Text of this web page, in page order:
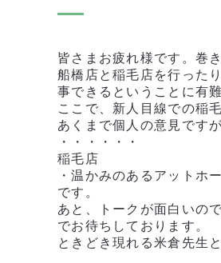
皆さまお疲れ様です。巻
船橋店と稲毛店を行った
事できるということに有
ここで、新人目線での稲
あくまで個人の意見です
・・・・・・
稲毛店
・温かみのあるアットホ
です。
あと、トークが面白いの
でお待ちしております。
ときどき現れる米倉先生